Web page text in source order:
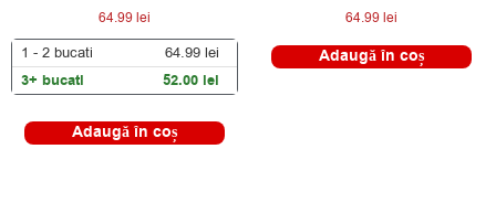
64.99lei
1 - 2 bucati 64.99 lei
3+ bucati 52.00 lei
Adaugă în coș
64.99lei
Adaugă în coș